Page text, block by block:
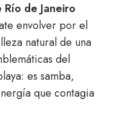
de Janeiro
envolver por el
natural de una
del
es samba,
que contagia